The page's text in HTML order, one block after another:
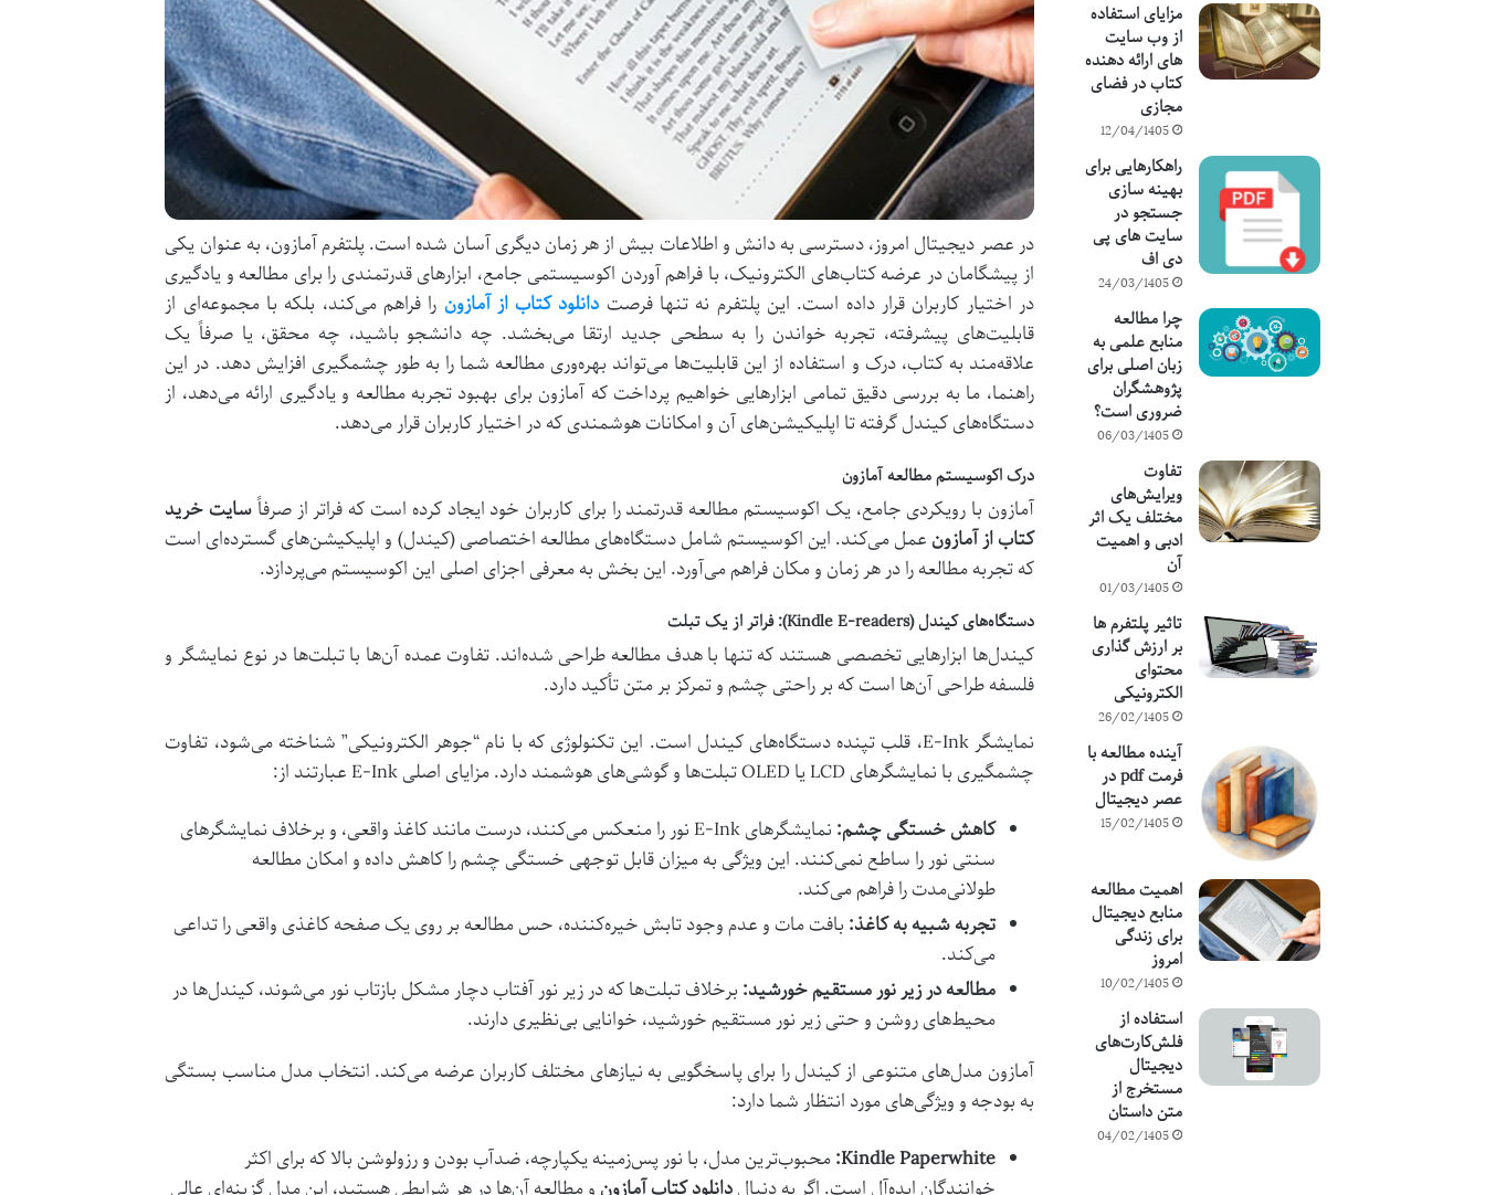
در عصر دیجیتال امروز، دسترسی به دانش و اطلاعات بیش از هر زمان دیگری آسان شده است. پلتفرم آمازون، به عنوان یکی
از پیشگامان در عرضه کتاب‌های الکترونیک، با فراهم آوردن اکوسیستمی جامع، ابزارهای قدرتمندی را برای مطالعه و یادگیری
در اختیار کاربران قرار داده است. این پلتفرم نه تنها فرصت دانلود کتاب از آمازون را فراهم می‌کند، بلکه با مجموعه‌ای از
قابلیت‌های پیشرفته، تجربه خواندن را به سطحی جدید ارتقا می‌بخشد. چه دانشجو باشید، چه محقق، یا صرفاً یک
علاقه‌مند به کتاب، درک و استفاده از این قابلیت‌ها می‌تواند بهره‌وری مطالعه شما را به طور چشمگیری افزایش دهد. در این
راهنما، ما به بررسی دقیق تمامی ابزارهایی خواهیم پرداخت که آمازون برای بهبود تجربه مطالعه و یادگیری ارائه می‌دهد، از
دستگاه‌های کیندل گرفته تا اپلیکیشن‌های آن و امکانات هوشمندی که در اختیار کاربران قرار می‌دهد.
درک اکوسیستم مطالعه آمازون
آمازون با رویکردی جامع، یک اکوسیستم مطالعه قدرتمند را برای کاربران خود ایجاد کرده است که فراتر از صرفاًسایت خرید
کتاب از آمازون عمل می‌کند. این اکوسیستم شامل دستگاه‌های مطالعه اختصاصی (کیندل) و اپلیکیشن‌های گسترده‌ای است
که تجربه مطالعه را در هر زمان و مکان فراهم می‌آورد. این بخش به معرفی اجزای اصلی این اکوسیستم می‌پردازد.
دستگاه‌های کیندل (Kindle E-readers): فراتر از یک تبلت
کیندل‌ها ابزارهایی تخصصی هستند که تنها با هدف مطالعه طراحی شده‌اند. تفاوت عمده آن‌ها با تبلت‌ها در نوع نمایشگر و
فلسفه طراحی آن‌ها است که بر راحتی چشم و تمرکز بر متن تأکید دارد.
نمایشگر E-Ink، قلب تپنده دستگاه‌های کیندل است. این تکنولوژی که با نام “جوهر الکترونیکی” شناخته می‌شود، تفاوت
چشمگیری با نمایشگرهای LCD یا OLED تبلت‌ها و گوشی‌های هوشمند دارد. مزایای اصلی E-Ink عبارتند از:
کاهش خستگی چشم:
نمایشگرهای E-Ink نور را منعکس می‌کنند، درست مانند کاغذ واقعی، و برخلاف نمایشگرهای
سنتی نور را ساطع نمی‌کنند. این ویژگی به میزان قابل توجهی خستگی چشم را کاهش داده و امکان مطالعه
طولانی‌مدت را فراهم می‌کند.
تجربه شبیه به کاغذ: بافت مات و عدم وجود تابش خیره‌کننده، حس مطالعه بر روی یک صفحه کاغذی واقعی را تداعی
می‌کند.
مطالعه در زیر نور مستقیم خورشید: برخلاف تبلت‌ها که در زیر نور آفتاب دچار مشکل بازتاب نور می‌شوند، کیندل‌ها در
محیط‌های روشن و حتی زیر نور مستقیم خورشید، خوانایی بی‌نظیری دارند.
آمازون مدل‌های متنوعی از کیندل را برای پاسخگویی به نیازهای مختلف کاربران عرضه می‌کند. انتخاب مدل مناسب بستگی
به بودجه و ویژگی‌های مورد انتظار شما دارد:
Kindle Paperwhite: محبوب‌ترین مدل، با نور پس‌زمینه یکپارچه، ضدآب بودن و رزولوشن بالا که برای اکثر
خوانندگان ایده‌آل است. اگر به دنبالدانلود کتاب آمازون و مطالعه آن‌ها در هر شرایطی هستید، این مدل گزینه‌ای عالی
مزایای استفاده
از وب سایت
های ارائه دهنده
کتاب در فضای
مجازی
12/04/1405
راهکارهایی برای
بهینه سازی
جستجو در
سایت های پی
دی اف
24/03/1405
چرا مطالعه
منابع علمی به
زبان اصلی برای
پژوهشگران
ضروری است؟
06/03/1405
تفاوت
ویرایش‌های
مختلف یک اثر
ادبی و اهمیت
آن
01/03/1405
تاثیر پلتفرم ها
بر ارزش گذاری
محتوای
الکترونیکی
26/02/1405
آینده مطالعه با
فرمت pdf در
عصر دیجیتال
15/02/1405
اهمیت مطالعه
منابع دیجیتال
برای زندگی
امروز
10/02/1405
استفاده از
فلش‌کارت‌های
دیجیتال
مستخرج از
متن داستان
04/02/1405